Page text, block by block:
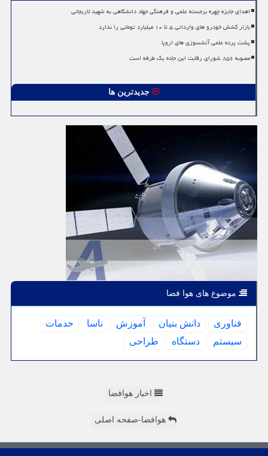
اهدای جایزه چهره برجسته علمی و فرهنگی جهاد دانشگاهی به شهید لاریجانی
بازار کشش خودرو های وارداتی ۵ تا ۱۰ میلیارد تومانی را ندارد
پشت پرده علمی آتشسوزی های اروپا
مصوبه ۸۵۶ شورای رقابت این جاده یک طرفه است
جدیدترین ها
موضوع های هوا فضا
فناوری دانش بنیان آموزش ناسا
خدمات
سیستم
دستگاه طراحی
اخبار هوافضا
هوافضا-صفحه اصلی